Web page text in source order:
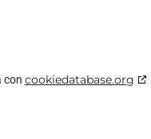
con cookiedatabase.org